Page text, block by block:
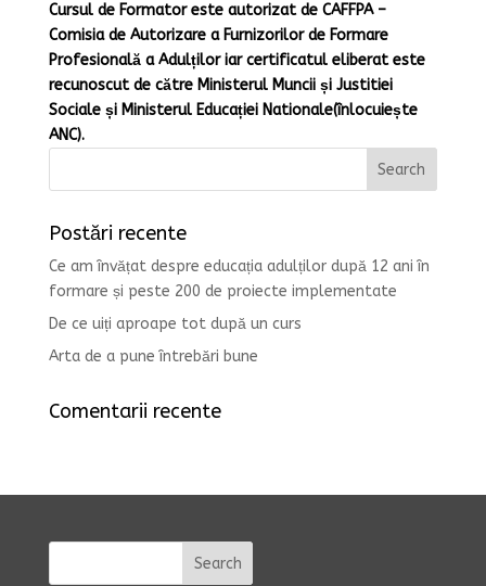
Cursul de Formator este autorizat de CAFFPA –
Comisia de Autorizare a Furnizorilor de Formare
Profesională a Adulților iar certificatul eliberat este
recunoscut de către Ministerul Muncii și Justitiei
Sociale și Ministerul Educației Nationale(înlocuiește
ANC).
Postări recente
Ce am învățat despre educația adulților după 12 ani în
formare și peste 200 de proiecte implementate
De ce uiți aproape tot după un curs
Arta de a pune întrebări bune
Comentarii recente